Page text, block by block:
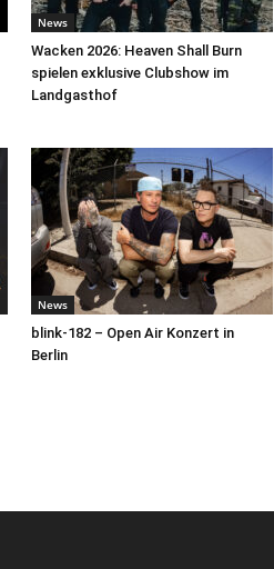
News
Wacken 2026: Heaven Shall Burn
spielen exklusive Clubshow im
Landgasthof
News
blink-182 – Open Air Konzert in
Berlin